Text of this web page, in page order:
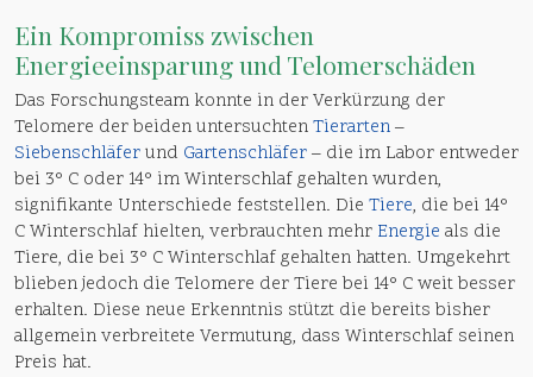
Ein Kompromiss zwischen
Energieeinsparung und Telomerschäden
Das Forschungsteam konnte in der Verkürzung der
Telomere der beiden untersuchtenTierarten–
Siebenschläferund Gartenschläfer– die im Labor entweder
bei 3° C oder 14° im Winterschlaf gehalten wurden,
signifikante Unterschiede feststellen. Die Tiere, die bei 14°
C Winterschlaf hielten, verbrauchten mehr Energie als die
Tiere, die bei 3° C Winterschlaf gehalten hatten. Umgekehrt
blieben jedoch die Telomere der Tiere bei 14° C weit besser
erhalten. Diese neue Erkenntnis stützt die bereits bisher
allgemein verbreitete Vermutung, dass Winterschlaf seinen
Preis hat.